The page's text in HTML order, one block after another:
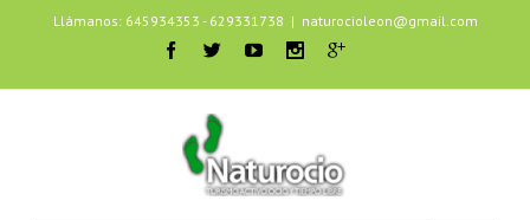
Llámanos: 645934353 - 629331738 | naturocioleon@gmail.com